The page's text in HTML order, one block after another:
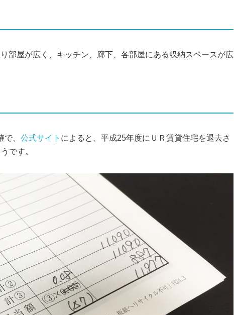
部屋が広く、キッチン、廊下、各部屋にある収納スペースが広
、 公式サイト によると、平成25年度にＵＲ賃貸住宅を退去さ
です。